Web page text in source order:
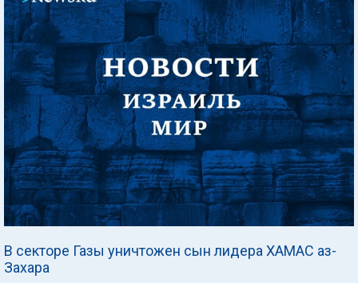
В секторе Газы уничтожен сын лидера ХАМАС аз-
Захара